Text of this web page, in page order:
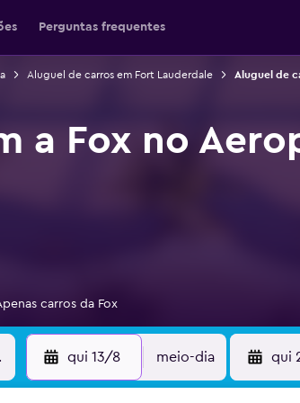
Perguntas frequentes
Aluguel de carros em Fort Lauderdale Aluguel de
a Fox no
carros da Fox
qui 13/8 meio-dia qui